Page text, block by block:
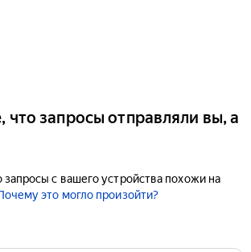
что запросы отправляли вы, а
с вашего устройства похожи на
это могло произойти?